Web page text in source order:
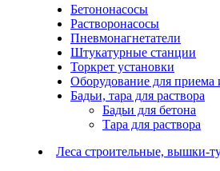
Бетононасосы
Растворонасосы
Пневмонагнетатели
Штукатурные станции
Торкрет установки
Оборудование для приема
Бадьи, тара для раствора
Бадьи для бетона
Тара для раствора
Леса строительные, вышки-